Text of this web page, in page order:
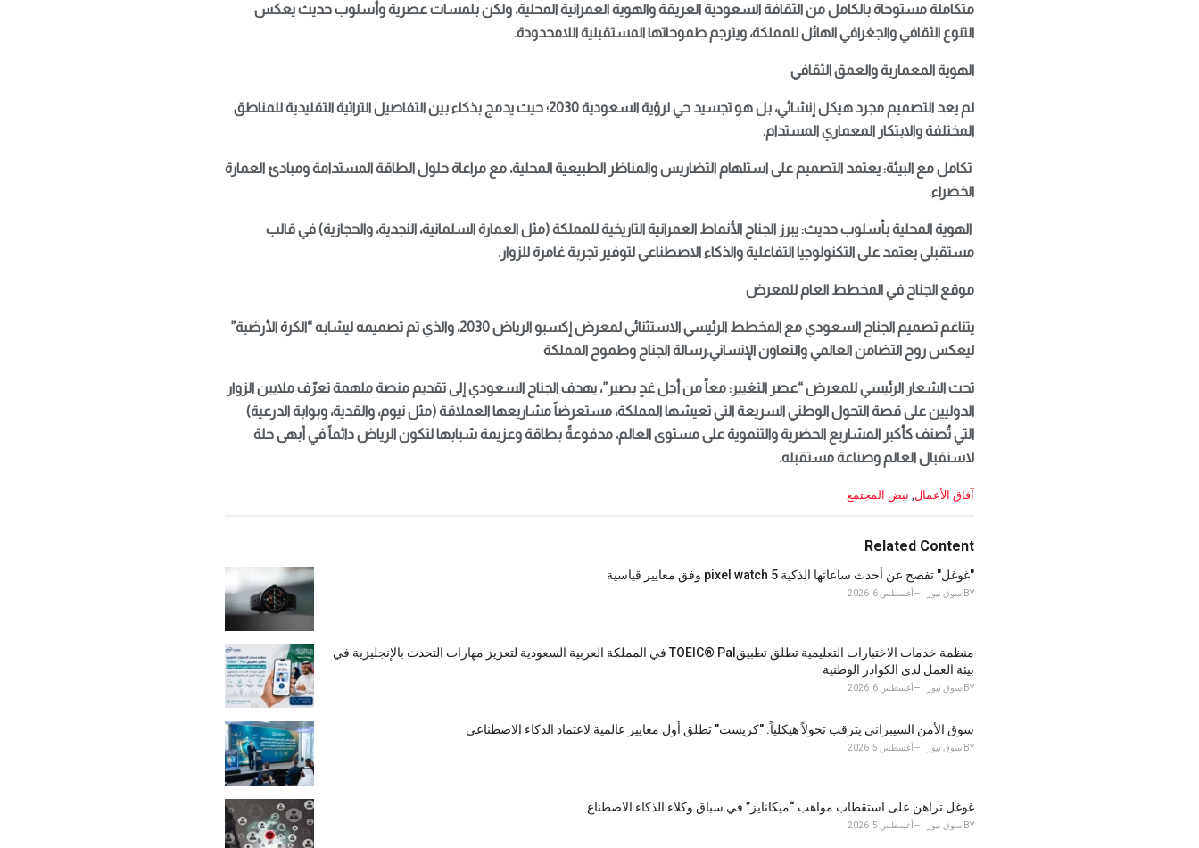
متكاملة مستوحاة بالكامل من الثقافة السعودية العريقة والهوية العمرانية المحلية، ولكن بلمسات عصرية وأسلوب حديث يعكس
التنوع الثقافي والجغرافي الهائل للمملكة، ويترجم طموحاتها المستقبلية اللامحدودة.
الهوية المعمارية والعمق الثقافي
لم يعد التصميم مجرد هيكل إنشائي، بل هو تجسيد حي لرؤية السعودية 2030؛ حيث يدمج بذكاء بين التفاصيل التراثية التقليدية للمناطق
المختلفة والابتكار المعماري المستدام.
تكامل مع البيئة: يعتمد التصميم على استلهام التضاريس والمناظر الطبيعية المحلية، مع مراعاة حلول الطاقة المستدامة ومبادئ العمارة
الخضراء.
الهوية المحلية بأسلوب حديث: يبرز الجناح الأنماط العمرانية التاريخية للمملكة (مثل العمارة السلمانية، النجدیة، والحجازية) في قالب
مستقبلي يعتمد على التكنولوجيا التفاعلية والذكاء الاصطناعي لتوفير تجربة غامرة للزوار.
موقع الجناح في المخطط العام للمعرض
يتناغم تصميم الجناح السعودي مع المخطط الرئيسي الاستثنائي لمعرض إكسبو الرياض 2030، والذي تم تصميمه ليشابه “الكرة الأرضية”
ليعكس روح التضامن العالمي والتعاون الإنساني.رسالة الجناح وطموح المملكة
تحت الشعار الرئيسي للمعرض “عصر التغيير: معاً من أجل غدٍ بصير”، يهدف الجناح السعودي إلى تقديم منصة ملهمة تعرّف ملايين الزوار
الدوليين على قصة التحول الوطني السريعة التي تعيشها المملكة، مستعرضاً مشاريعها العملاقة (مثل نيوم، والقدية، وبوابة الدرعية)
التي تُصنف كأكبر المشاريع الحضرية والتنموية على مستوى العالم، مدفوعةً بطاقة وعزيمة شبابها لتكون الرياض دائماً في أبهى حلة
لاستقبال العالم وصناعة مستقبله.
C
e
o
r
:
آفاق الأعمال نبض المجتمع
Related Content
"غوغل" تفصح عن أحدث ساعاتها الذكية pixel watch 5 وفق معايير قياسية
BY سوق نيوز أغسطس 6, 2026
منظمة خدمات الاختبارات التعليمية تطلق تطبيقTOEIC® Pal في المملكة العربية السعودية لتعزيز مهارات التحدث بالإنجليزية في
بيئة العمل لدى الكوادر الوطنية
BY سوق نيوز أغسطس 6, 2026
سوق الأمن السيبراني يترقب تحولاً هيكلياً: "كريست" تطلق أول معايير عالمية لاعتماد الذكاء الاصطناعي
BY سوق نيوز أغسطس 5, 2026
غوغل تراهن على استقطاب مواهب “ميكانايز” في سباق وكلاء الذكاء الاصطناع
BY سوق نيوز أغسطس 5, 2026